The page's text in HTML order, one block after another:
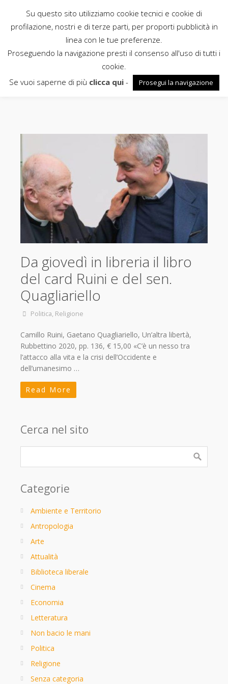
Rubbettino
ABORTO
Da giovedì in libreria il libro
del card Ruini e del sen.
Quagliariello
Politica, Religione
Camillo Ruini, Gaetano Quagliariello, Un’altra libertà,
Rubbettino 2020, pp. 136, € 15,00 «C’è un nesso tra
l’attacco alla vita e la crisi dell’Occidente e
dell’umanesimo …
Read More
Cerca nel sito
Categorie
Ambiente e Territorio
Antropologia
Arte
Attualità
Biblioteca liberale
Cinema
Economia
Letteratura
Non bacio le mani
Politica
Religione
Senza categoria
Su questo sito utilizziamo cookie tecnici e cookie di
profilazione, nostri e di terze parti, per proporti pubblicità in
linea con le tue preferenze.
Proseguendo la navigazione presti il consenso all'uso di tutti i
cookie.
Se vuoi saperne di più clicca qui- Prosegui la navigazione